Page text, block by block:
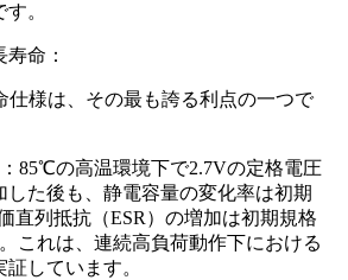
。
命：
仕様は、その最も誇る利点の一つで
85℃の高温環境下で2.7Vの定格電圧
した後も、静電容量の変化率は初期
直列抵抗（ESR）の増加は初期規格
これは、連続高負荷動作下における
しています。